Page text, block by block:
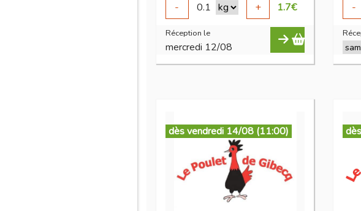
-
0.1 + 1.7€
Réception le
mercredi 12/08
-
dès vendredi 14/08 (11:00)